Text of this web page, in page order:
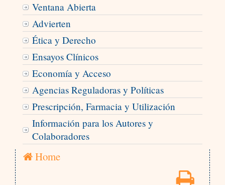
Ventana Abierta
Advierten
Ética y Derecho
Ensayos Clínicos
Economía y Acceso
Agencias Reguladoras y Políticas
Prescripción, Farmacia y Utilización
Información para los Autores y
Colaboradores
Home